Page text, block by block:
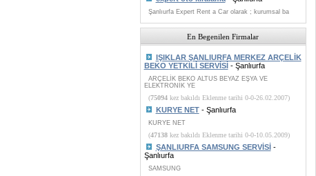
Şanlıurfa Expert Rent a Car olarak ; kurumsal ba
En Begenilen Firmalar
IŞIKLAR ŞANLIURFA MERKEZ ARÇELİK
BEKO YETKİLİ SERVİSİ- Şanlıurfa
ARÇELİK BEKO ALTUS BEYAZ EŞYA VE
ELEKTRONİK YE
(75094kez bakıldı Eklenme tarihi 0-0-26.02.2007)
KURYE NET- Şanlıurfa
KURYE NET
(47138kez bakıldı Eklenme tarihi 0-0-10.05.2009)
ŞANLIURFA SAMSUNG SERVİSİ-
Şanlıurfa
SAMSUNG